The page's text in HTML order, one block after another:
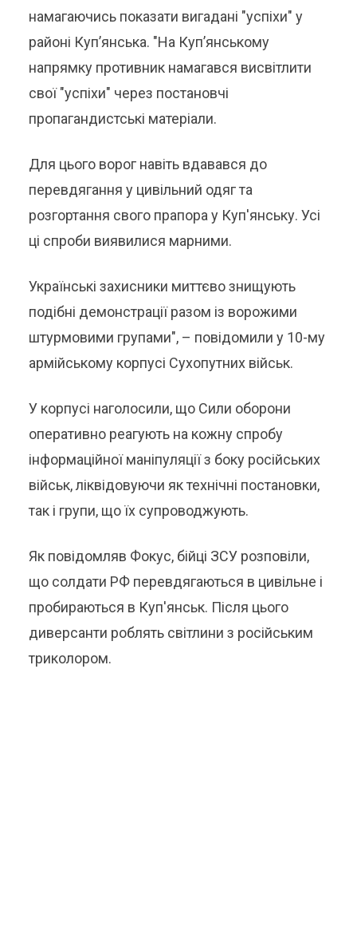
намагаючись показати вигадані "успіхи" у
районі Куп’янська. "На Куп’янському
напрямку противник намагався висвітлити
свої "успіхи" через постановчі
пропагандистські матеріали.
Для цього ворог навіть вдавався до
перевдягання у цивільний одяг та
розгортання свого прапора у Куп'янську. Усі
ці спроби виявилися марними.
Українські захисники миттєво знищують
подібні демонстрації разом із ворожими
штурмовими групами", – повідомили у 10-му
армійському корпусі Сухопутних військ.
У корпусі наголосили, що Сили оборони
оперативно реагують на кожну спробу
інформаційної маніпуляції з боку російських
військ, ліквідовуючи як технічні постановки,
так і групи, що їх супроводжують.
Як повідомляв Фокус, бійці ЗСУ розповіли,
що солдати РФ перевдягаються в цивільне і
пробираються в Куп'янськ. Після цього
диверсанти роблять світлини з російським
триколором.